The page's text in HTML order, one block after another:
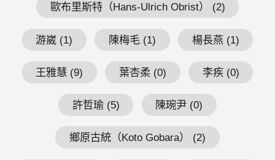
歐布里斯特（Hans-Ulrich Obrist） (2)
游崴 (1) 陳梅毛 (1) 楊長燕 (1)
王雅慧 (9) 葉杏柔 (0) 李疾 (0)
許哲瑜 (5) 陳琬尹 (0)
鄉原古統（Koto Gobara） (2)